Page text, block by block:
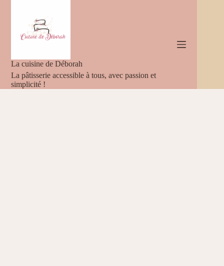
La cuisine de Déborah
La pâtisserie accessible à tous, avec passion et
simplicité !